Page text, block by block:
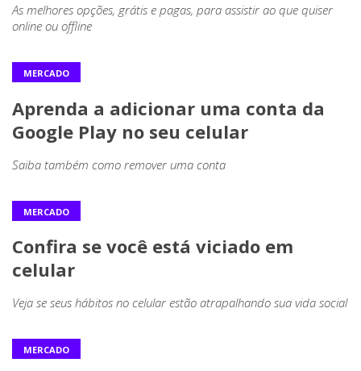
As melhores opções, grátis e pagas, para assistir ao que quiser
online ou offline
MERCADO
Aprenda a adicionar uma conta da
Google Play no seu celular
Saiba também como remover uma conta
MERCADO
Confira se você está viciado em
celular
Veja se seus hábitos no celular estão atrapalhando sua vida social
MERCADO